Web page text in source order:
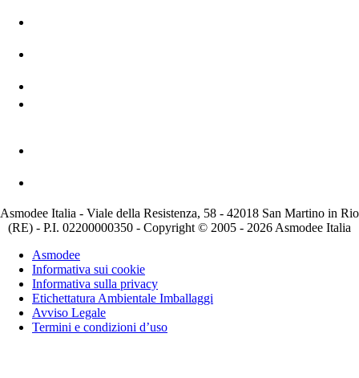
Asmodee Italia - Viale della Resistenza, 58 - 42018 San Martino in Rio
(RE) - P.I. 02200000350 - Copyright © 2005 - 2026 Asmodee Italia
Asmodee
Informativa sui cookie
Informativa sulla privacy
Etichettatura Ambientale Imballaggi
Avviso Legale
Termini e condizioni d’uso